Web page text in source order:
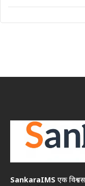
SankaraIMS एक